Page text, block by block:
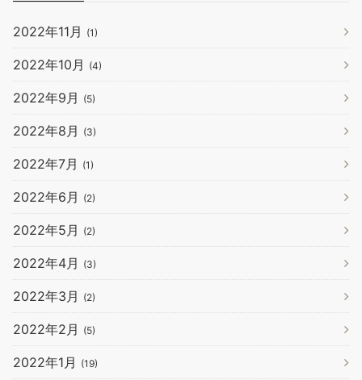
2022年11月 (1)
2022年10月 (4)
2022年9月 (5)
2022年8月 (3)
2022年7月 (1)
2022年6月 (2)
2022年5月 (2)
2022年4月 (3)
2022年3月 (2)
2022年2月 (5)
2022年1月 (19)